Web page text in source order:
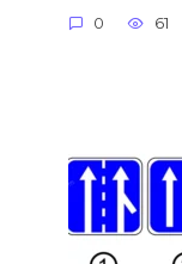
0 61